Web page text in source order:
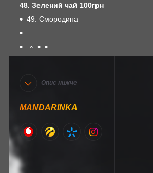
48. Зелений чай 100грн
49. Смородина
Опис нижче
MANDARINKA